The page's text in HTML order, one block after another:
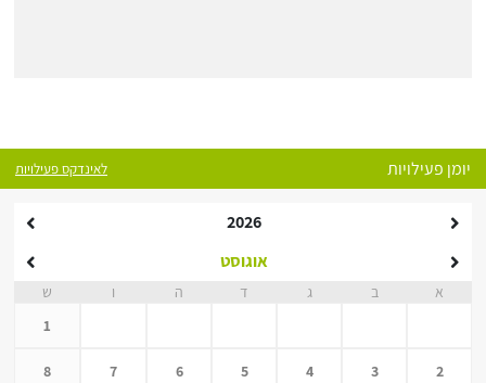
יומן פעילויות לאינדקס פעילויות
2026
אוגוסט
א ב ג ד ה ו
ש
1
2
3
4
5
6
7
8